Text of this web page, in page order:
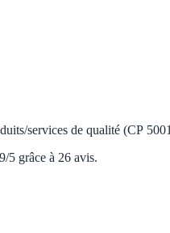
services de qualité (CP
5 grâce à 26 avis.